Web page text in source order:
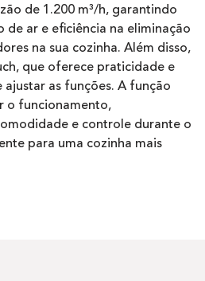
de 1.200 m³/h, garantindo
de ar e eficiência na eliminação
na sua cozinha. Além disso,
que oferece praticidade e
as funções. A função
o funcionamento,
e controle durante o
para uma cozinha mais